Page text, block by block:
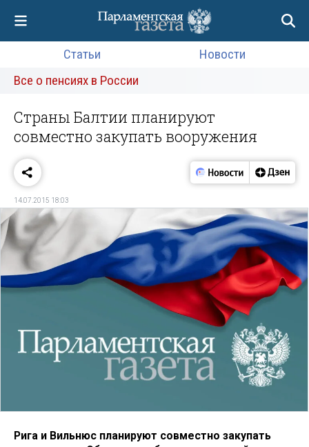
Статьи
Новости
Все о пенсиях в России
Страны Балтии планируют
совместно закупать вооружения
14.07.2015 18:03
Рига и Вильнюс планируют совместно закупать